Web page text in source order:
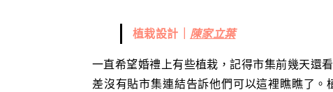
植栽設計｜ 陳家立葉
一直希望婚禮上有些植栽，記得市集前幾天還
差沒有貼市集連結告訴他們可以這裡瞧瞧了